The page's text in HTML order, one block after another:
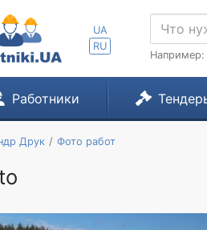
UA
RU
Например:
Работники
Друк Фото работ